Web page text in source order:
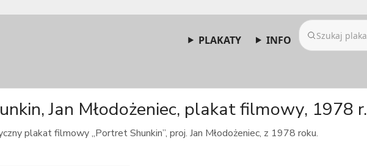
PLAKATY INFO
Jan Młodożeniec, plakat filmowy, 1978 r.
plakat filmowy „Portret Shunkin”, proj. Jan Młodożeniec, z 1978 roku.